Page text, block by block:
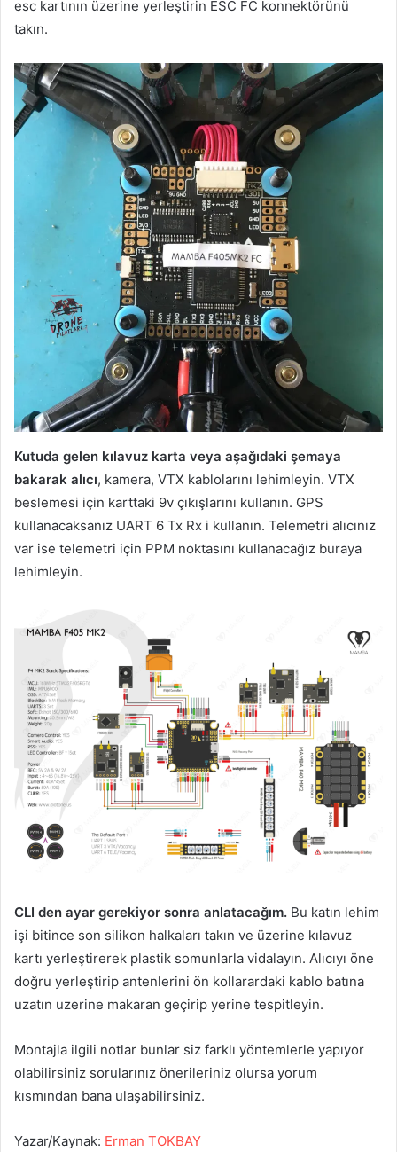
esc kartının üzerine yerleştirin ESC FC konnektörünü
takın.
Kutuda gelen kılavuz karta veya aşağıdaki şemaya
bakarak alıcı, kamera, VTX kablolarını lehimleyin. VTX
beslemesi için karttaki 9v çıkışlarını kullanın. GPS
kullanacaksanız UART 6 Tx Rx i kullanın. Telemetri alıcınız
var ise telemetri için PPM noktasını kullanacağız buraya
lehimleyin.
CLI den ayar gerekiyor sonra anlatacağım. Bu katın lehim
işi bitince son silikon halkaları takın ve üzerine kılavuz
kartı yerleştirerek plastik somunlarla vidalayın. Alıcıyı öne
doğru yerleştirip antenlerini ön kollarardaki kablo batına
uzatın uzerine makaran geçirip yerine tespitleyin.
Montajla ilgili notlar bunlar siz farklı yöntemlerle yapıyor
olabilirsiniz sorularınız önerileriniz olursa yorum
kısmından bana ulaşabilirsiniz.
Yazar/Kaynak: Erman TOKBAY